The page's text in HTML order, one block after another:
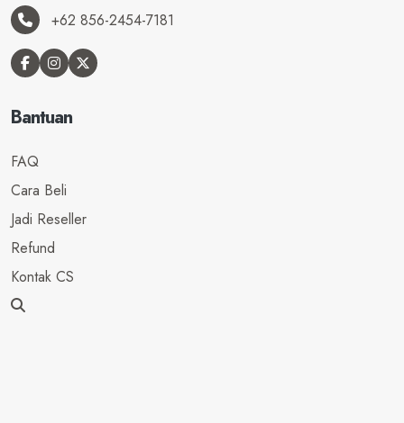
+62 856-2454-7181
Bantuan
FAQ
Cara Beli
Jadi Reseller
Refund
Kontak CS